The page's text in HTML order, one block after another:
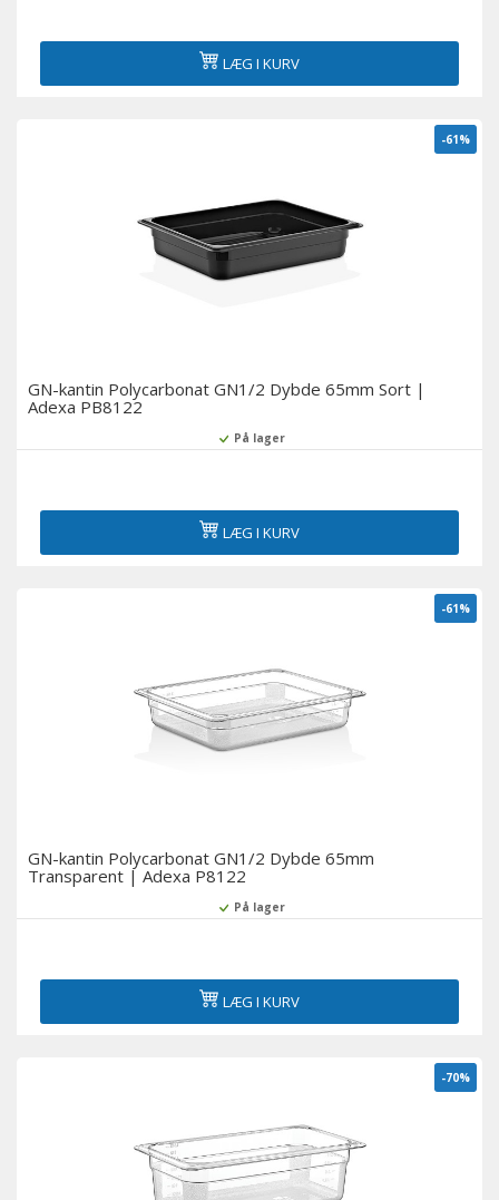
LÆG I KURV
-61%
GN-kantin Polycarbonat GN1/2 Dybde 65mm Sort |
Adexa PB8122
På lager
LÆG I KURV
-61%
GN-kantin Polycarbonat GN1/2 Dybde 65mm
Transparent | Adexa P8122
På lager
LÆG I KURV
-70%